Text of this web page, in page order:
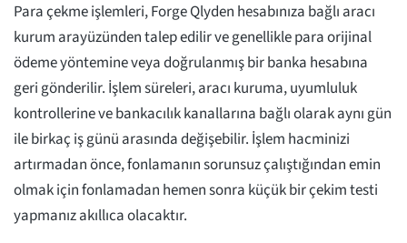
Para çekme işlemleri, Forge Qlyden hesabınıza bağlı aracı
kurum arayüzünden talep edilir ve genellikle para orijinal
ödeme yöntemine veya doğrulanmış bir banka hesabına
geri gönderilir. İşlem süreleri, aracı kuruma, uyumluluk
kontrollerine ve bankacılık kanallarına bağlı olarak aynı gün
ile birkaç iş günü arasında değişebilir. İşlem hacminizi
artırmadan önce, fonlamanın sorunsuz çalıştığından emin
olmak için fonlamadan hemen sonra küçük bir çekim testi
yapmanız akıllıca olacaktır.